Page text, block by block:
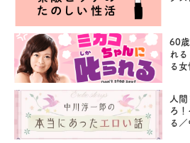
60
れ
る女
人
ろ
る